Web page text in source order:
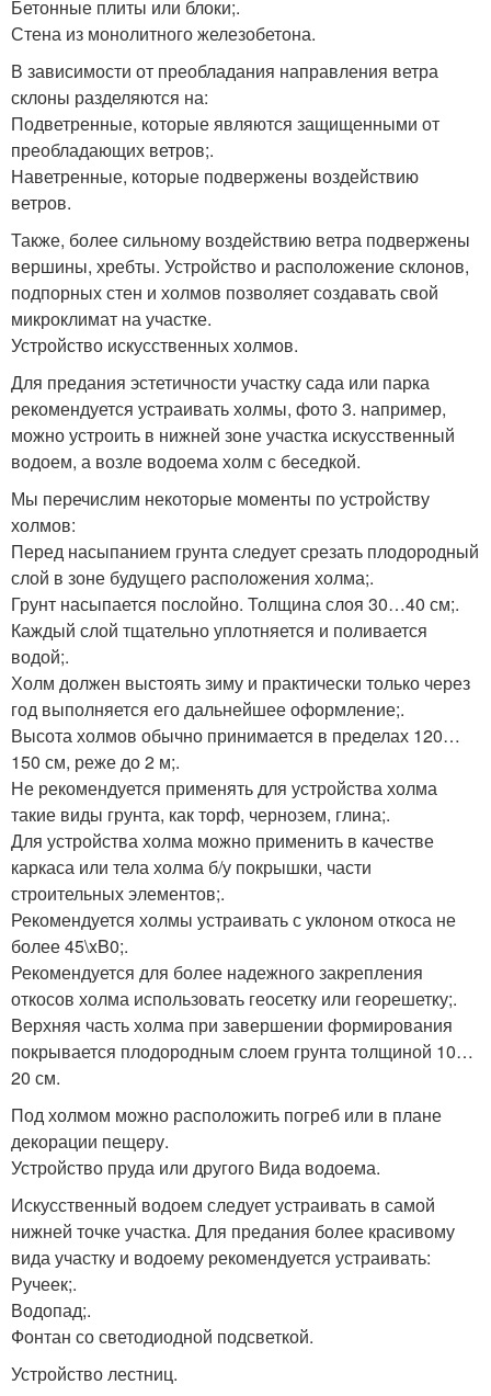
Бетонные плиты или блоки;.
Стена из монолитного железобетона.
В зависимости от преобладания направления ветра
склоны разделяются на:
Подветренные, которые являются защищенными от
преобладающих ветров;.
Наветренные, которые подвержены воздействию
ветров.
Также, более сильному воздействию ветра подвержены
вершины, хребты. Устройство и расположение склонов,
подпорных стен и холмов позволяет создавать свой
микроклимат на участке.
Устройство искусственных холмов.
Для предания эстетичности участку сада или парка
рекомендуется устраивать холмы, фото 3. например,
можно устроить в нижней зоне участка искусственный
водоем, а возле водоема холм с беседкой.
Мы перечислим некоторые моменты по устройству
холмов:
Перед насыпанием грунта следует срезать плодородный
слой в зоне будущего расположения холма;.
Грунт насыпается послойно. Толщина слоя 30…40 см;.
Каждый слой тщательно уплотняется и поливается
водой;.
Холм должен выстоять зиму и практически только через
год выполняется его дальнейшее оформление;.
Высота холмов обычно принимается в пределах 120…
150 см, реже до 2 м;.
Не рекомендуется применять для устройства холма
такие виды грунта, как торф, чернозем, глина;.
Для устройства холма можно применить в качестве
каркаса или тела холма б/у покрышки, части
строительных элементов;.
Рекомендуется холмы устраивать с уклоном откоса не
более 45\xB0;.
Рекомендуется для более надежного закрепления
откосов холма использовать геосетку или георешетку;.
Верхняя часть холма при завершении формирования
покрывается плодородным слоем грунта толщиной 10…
20 см.
Под холмом можно расположить погреб или в плане
декорации пещеру.
Устройство пруда или другого Вида водоема.
Искусственный водоем следует устраивать в самой
нижней точке участка. Для предания более красивому
вида участку и водоему рекомендуется устраивать:
Ручеек;.
Водопад;.
Фонтан со светодиодной подсветкой.
Устройство лестниц.